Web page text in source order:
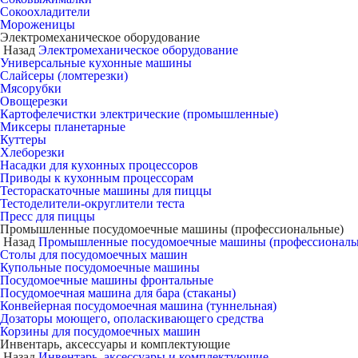
Сокоохладители
Мороженицы
Электромеханическое оборудование
Назад Электромеханическое оборудование
Универсальные кухонные машины
Слайсеры (ломтерезки)
Мясорубки
Овощерезки
Картофелечистки электрические (промышленные)
Миксеры планетарные
Куттеры
Хлеборезки
Насадки для кухонных процессоров
Приводы к кухонным процессорам
Тестораскаточные машины для пиццы
Тестоделители-округлители теста
Пресс для пиццы
Промышленные посудомоечные машины (профессиональные)
Назад Промышленные посудомоечные машины
Столы для посудомоечных машин
Купольные посудомоечные машины
Посудомоечные машины фронтальные
Посудомоечная машина для бара (стаканы)
Конвейерная посудомоечная машина (туннельная)
Дозаторы моющего, ополаскивающего средства
Корзины для посудомоечных машин
Инвентарь, аксессуары и комплектующие